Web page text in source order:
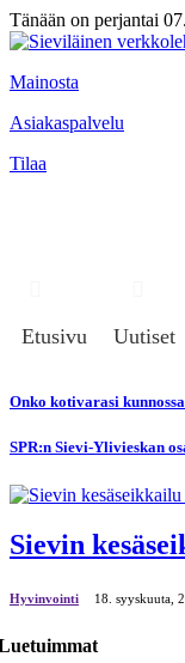
Tänään on perjantai
Mainosta
Asiakaspalvelu
Tilaa
Etusivu Uutiset
Onko kotivarasi
SPR:n Sievi-Ylivieskan
Sievin
Hyvinvointi 18. syyskuuta,